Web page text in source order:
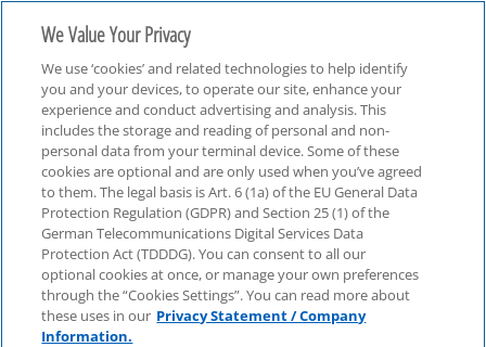
Translate EN
We Value Your Privacy
We use ‘cookies’ and related technologies to help identify
you and your devices, to operate our site, enhance your
experience and conduct advertising and analysis. This
includes the storage and reading of personal and non-
personal data from your terminal device. Some of these
cookies are optional and are only used when you’ve agreed
to them. The legal basis is Art. 6 (1a) of the EU General Data
Protection Regulation (GDPR) and Section 25 (1) of the
German Telecommunications Digital Services Data
Protection Act (TDDDG). You can consent to all our
optional cookies at once, or manage your own preferences
through the “Cookies Settings”. You can read more about
these uses in our Privacy Statement / Company
Information.